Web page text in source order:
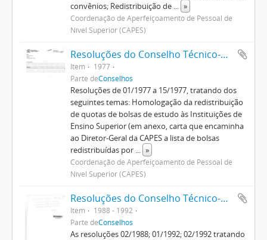
convênios; Redistribuição de ... »
Coordenação de Aperfeiçoamento de Pessoal de
Nível Superior (CAPES)
Resoluções do Conselho Técnico-Administrativo (1974-1982)
Item
1977
Parte deConselhos
Resoluções de 01/1977 a 15/1977, tratando dos
seguintes temas: Homologação da redistribuição
de quotas de bolsas de estudo às Instituições de
Ensino Superior (em anexo, carta que encaminha
ao Diretor-Geral da CAPES a lista de bolsas
redistribuídas por ... »
Coordenação de Aperfeiçoamento de Pessoal de
Nível Superior (CAPES)
Resoluções do Conselho Técnico-Científico (1986-1992)
Item
1988 - 1992
Parte deConselhos
As resoluções 02/1988; 01/1992; 02/1992 tratando